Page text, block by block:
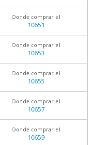
Donde comprar el
10651
Donde comprar el
10653
Donde comprar el
10655
Donde comprar el
10657
Donde comprar el
10659